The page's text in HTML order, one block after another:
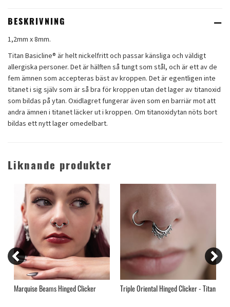
BESKRIVNING
1,2mm x 8mm.
Titan Basicline® är helt nickelfritt och passar känsliga och väldigt
allergiska personer. Det är hälften så tungt som stål, och är ett av de
fem ämnen som accepteras bäst av kroppen. Det är egentligen inte
titanet i sig själv som är så bra för kroppen utan det lager av titanoxid
som bildas på ytan. Oxidlagret fungerar även som en barriär mot att
andra ämnen i titanet läcker ut i kroppen. Om titanoxidytan nöts bort
bildas ett nytt lager omedelbart.
Liknande produkter
Marquise Beams Hinged Clicker Triple Oriental Hinged Clicker - Titan